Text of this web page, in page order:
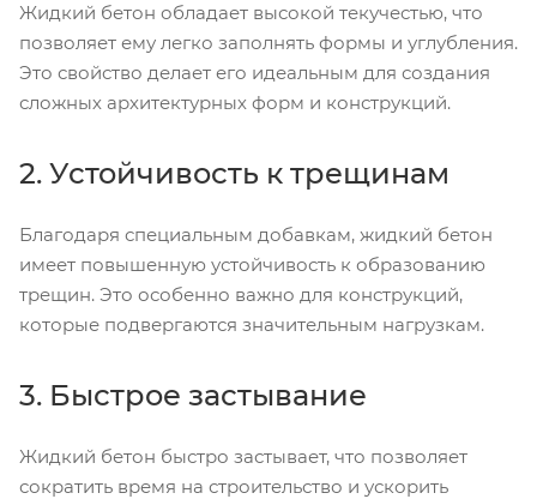
Жидкий бетон обладает высокой текучестью, что
позволяет ему легко заполнять формы и углубления.
Это свойство делает его идеальным для создания
сложных архитектурных форм и конструкций.
2. Устойчивость к трещинам
Благодаря специальным добавкам, жидкий бетон
имеет повышенную устойчивость к образованию
трещин. Это особенно важно для конструкций,
которые подвергаются значительным нагрузкам.
3. Быстрое застывание
Жидкий бетон быстро застывает, что позволяет
сократить время на строительство и ускорить